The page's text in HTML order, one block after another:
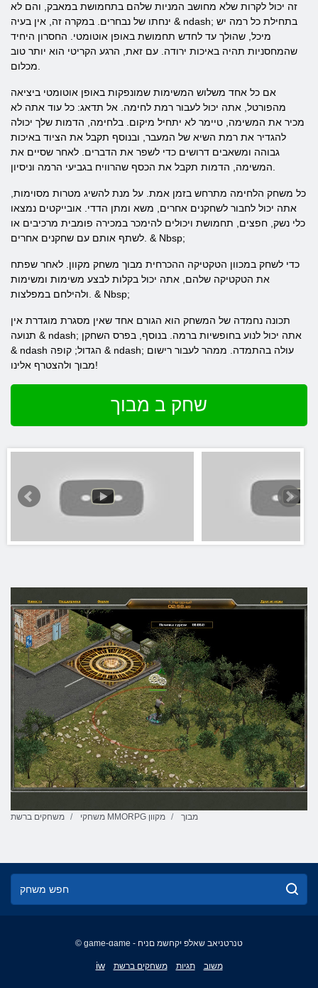
זה יכול לקרות שלא מחושב המניות שלהם בתחמושת במאבק, והם לא
ינחתו של נבחרים. במקרה זה, אין בעיה & ndash; בתחילת כל רמה יש
מיכל, שהולך עד לחדש תחמושת באופן אוטומטי. החסרון היחיד
שהמחסניות תהיה באיכות ירודה. עם זאת, הרגע הקריטי הוא יותר טוב
אם כל אחד משלוש המשימות שמונפקות באופן אוטומטי ביציאה
מהפורטל, אתה יכול לעבור רמת לחימה. אל תדאג: כל עוד אתה לא
מכיר את המשימה, טיימר לא יתחיל מיקום. בלחימה, הדמות שלך יכולה
להגדיר את רמת השיא של המעבר, ובנוסף תקבל את הציוד באיכות
גבוהה ומשאבים דרושים כדי לשפר את הדברים. לאחר שסיים את
כל משחק הלחימה מתרחש בזמן אמת. על מנת להשיג מטרות מסוימות,
אתה יכול לחבור לשחקנים אחרים, משא ומתן הדדי. אובייקטים נמצאו
כלי נשק, חפצים, תחמושת ויכולים להימכר במכירה פומבית מרכיבים או
לשתף אותם עם שחקנים אחרים. & Nbsp;
כדי לשחק במכוון הטקטיקה ההכרחית מבוך משחק מקוון. לאחר שפתח
את הטקטיקה שלהם, אתה יכול בקלות לבצע משימות ומשימות
ולהילחם במפלצות. & Nbsp;
תכונה נחמדה של המשחק הוא הגורם אחד שאין מסגרת מוגדרת אין
תנועה & ndash; אתה יכול לנוע בחופשיות ברמה. בנוסף, בפרס השחקן
& ndash הגדול; קופה & ndash; עולה בהתמדה. ממהר לעבור רישום
מבוך ולהצטרף אלינו!
שחק ב מבוך
משחקים ברשת משחקי MMORPG מקוון מבוך
© game-game - טנרטניאב שאלפ יקחשמ םניח
iw משחקים ברשת תגיות משוב